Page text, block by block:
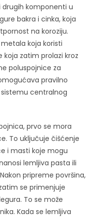
drugih komponenti u
bakra i cinka, koja
na koroziju.
koja koristi
zatim prolazi kroz
poluspojnice za
pravilno
centralnog
prvo se mora
To uključuje čišćenje
i masti koje mogu
lemljiva pasta ili
pripreme površina,
se primenjuje
To se može
Kada se lemljiva